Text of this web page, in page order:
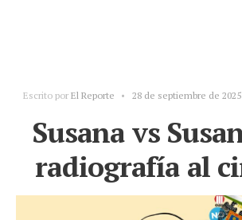
Escrito por El Reporte • 28 de septiembre de 2025
Susana vs
radiografía al